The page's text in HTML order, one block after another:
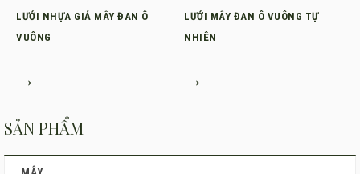
LƯỚI NHỰA GIẢ MÂY ĐAN Ô
VUÔNG
→
LƯỚI MÂY ĐAN Ô VUÔNG TỰ
NHIÊN
→
SẢN PHẨM